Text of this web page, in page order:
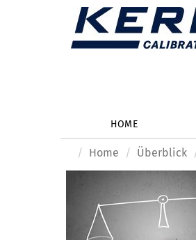
HOME
Home Überblick